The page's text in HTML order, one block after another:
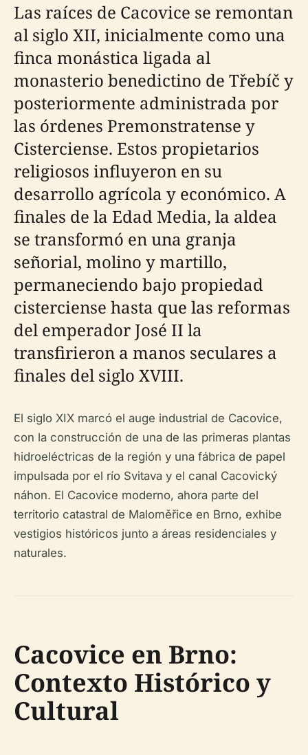
Las raíces de Cacovice se remontan
al siglo XII, inicialmente como una
finca monástica ligada al
monasterio benedictino de Třebíč y
posteriormente administrada por
las órdenes Premonstratense y
Cisterciense. Estos propietarios
religiosos influyeron en su
desarrollo agrícola y económico. A
finales de la Edad Media, la aldea
se transformó en una granja
señorial, molino y martillo,
permaneciendo bajo propiedad
cisterciense hasta que las reformas
del emperador José II la
transfirieron a manos seculares a
finales del siglo XVIII.
El siglo XIX marcó el auge industrial de Cacovice,
con la construcción de una de las primeras plantas
hidroeléctricas de la región y una fábrica de papel
impulsada por el río Svitava y el canal Cacovický
náhon. El Cacovice moderno, ahora parte del
territorio catastral de Maloměřice en Brno, exhibe
vestigios históricos junto a áreas residenciales y
naturales.
Cacovice en Brno:
Contexto Histórico y
Cultural